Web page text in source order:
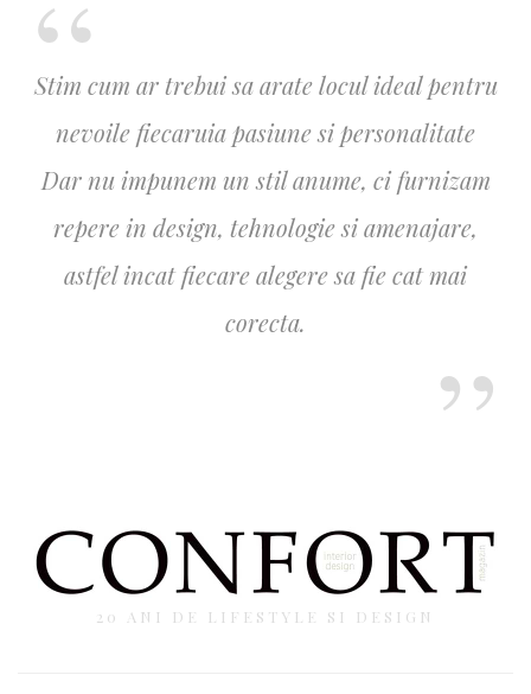
Stim cum ar trebui sa arate locul ideal pentru
nevoile fiecaruia pasiune si personalitate
Dar nu impunem un stil anume, ci furnizam
repere in design, tehnologie si amenajare,
astfel incat fiecare alegere sa fie cat mai
corecta.
20 ANI DE LIFESTYLE SI DESIGN